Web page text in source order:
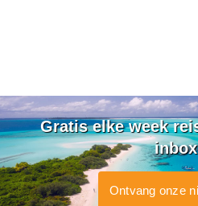
Gratis elke week
Ontvang onze